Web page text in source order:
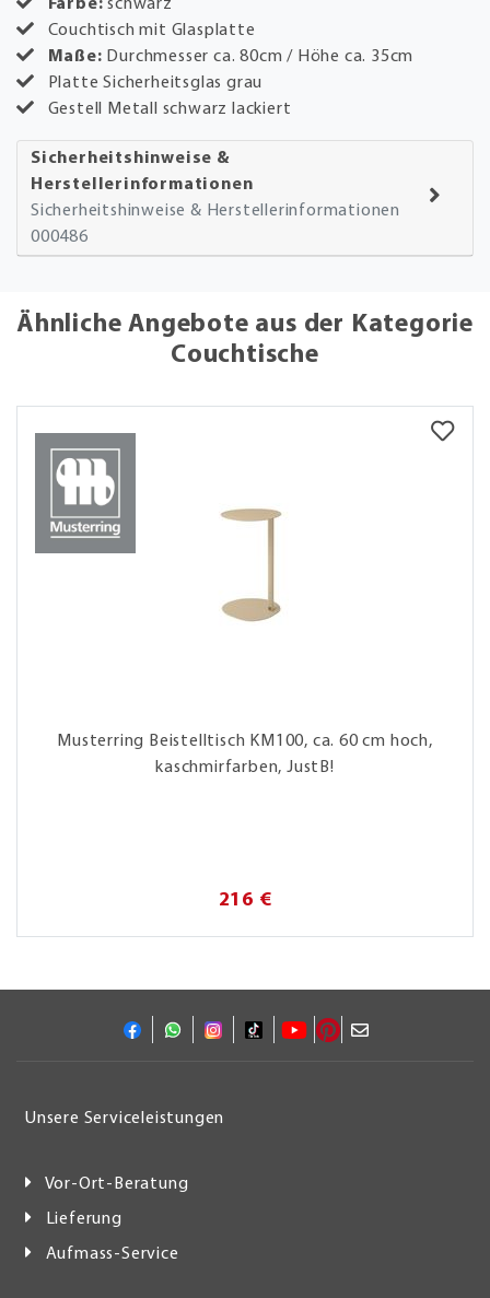
Farbe: schwarz
Couchtisch mit Glasplatte
Maße: Durchmesser ca. 80cm / Höhe ca. 35cm
Platte Sicherheitsglas grau
Gestell Metall schwarz lackiert
Sicherheitshinweise &
Herstellerinformationen
Sicherheitshinweise & Herstellerinformationen
000486
Ähnliche Angebote aus der Kategorie
Couchtische
Musterring Beistelltisch KM100, ca. 60 cm hoch,
kaschmirfarben, JustB!
216 €
Unsere Serviceleistungen
Vor-Ort-Beratung
Lieferung
Aufmass-Service